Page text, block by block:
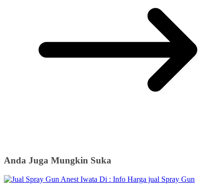
Anda Juga Mungkin Suka